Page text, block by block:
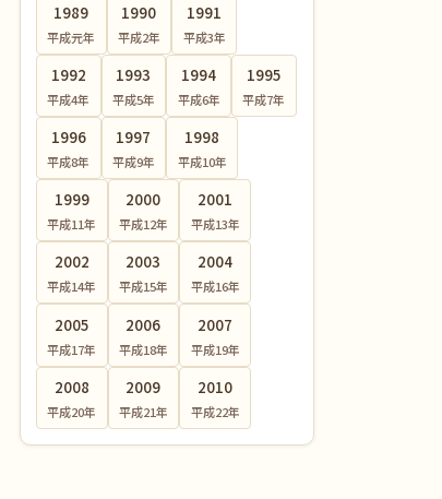
1989
平成元年
1990
平成2年
1991
平成3年
1992
平成4年
1993
平成5年
1994
平成6年
1995
平成7年
1996
平成8年
1997
平成9年
1998
平成10年
1999
平成11年
2000
平成12年
2001
平成13年
2002
平成14年
2003
平成15年
2004
平成16年
2005
平成17年
2006
平成18年
2007
平成19年
2008
平成20年
2009
平成21年
2010
平成22年